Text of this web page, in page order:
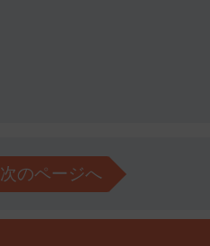
次のページへ